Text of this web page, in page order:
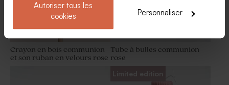
Autoriser tous les
cookies
Personnaliser
Crayon en bois communion
et son ruban en velours rose
Tube à bulles communion
rose
Limited edition